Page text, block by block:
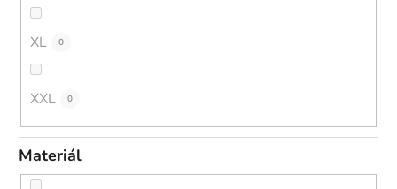
XL 0
XXL 0
Materiál